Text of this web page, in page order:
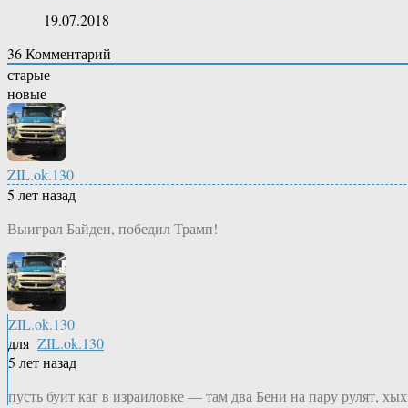
19.07.2018
36Комментарий
старые
новые
ZIL.ok.130
5 лет назад
Выиграл Байден, победил Трамп!
ZIL.ok.130
для ZIL.ok.130
5 лет назад
пусть буит каг в израиловке — там два Бени на пару рулят,